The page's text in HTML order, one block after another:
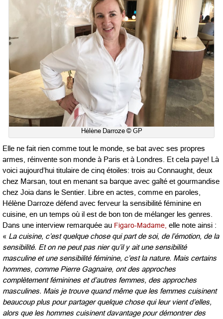
Hélène Darroze © GP
Elle ne fait rien comme tout le monde, se bat avec ses propres
armes, réinvente son monde à Paris et à Londres. Et cela paye! Là
voici aujourd’hui titulaire de cinq étoiles: trois au Connaught, deux
chez Marsan, tout en menant sa barque avec gaîté et gourmandise
chez Joia dans le Sentier. Libre en actes, comme en paroles,
Hélène Darroze défend avec ferveur la sensibilité féminine en
cuisine, en un temps où il est de bon ton de mélanger les genres.
Dans une interview remarquée au Figaro-Madame, elle note ainsi :
« La cuisine, c’est quelque chose qui part de soi, de l’émotion, de la
sensibilité. Et on ne peut pas nier qu’il y ait une sensibilité
masculine et une sensibilité féminine, c’est la nature. Mais certains
hommes, comme Pierre Gagnaire, ont des approches
complètement féminines et d’autres femmes, des approches
masculines. Mais je trouve quand même que les femmes cuisinent
beaucoup plus pour partager quelque chose qui leur vient d’elles,
alors que les hommes cuisinent davantage pour démontrer des